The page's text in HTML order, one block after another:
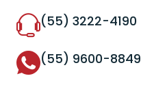
(55) 3222-4190
(55) 9600-8849